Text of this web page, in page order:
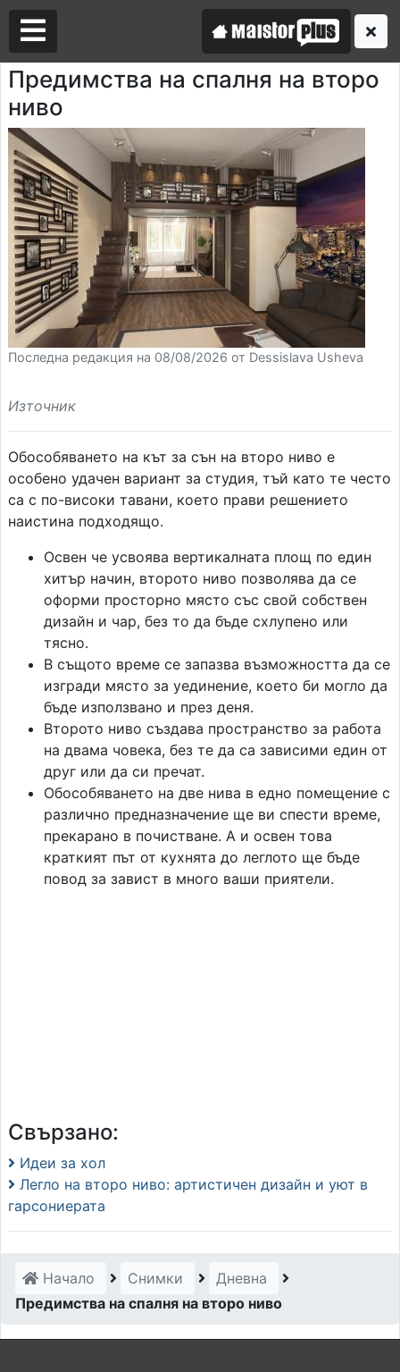
Предимства на спалня на второ
ниво
Последна редакция на 08/08/2026 от Dessislava Usheva
Източник
Обособяването на кът за сън на второ ниво е
особено удачен вариант за студия, тъй като те често
са с по-високи тавани, което прави решението
наистина подходящо.
Освен че усвоява вертикалната площ по един
хитър начин, второто ниво позволява да се
оформи просторно място със свой собствен
дизайн и чар, без то да бъде схлупено или
тясно.
В същото време се запазва възможността да се
изгради място за уединение, което би могло да
бъде използвано и през деня.
Второто ниво създава пространство за работа
на двама човека, без те да са зависими един от
друг или да си пречат.
Обособяването на две нива в едно помещение с
различно предназначение ще ви спести време,
прекарано в почистване. А и освен това
краткият път от кухнята до леглото ще бъде
повод за завист в много ваши приятели.
Свързано:
Идеи за хол
Легло на второ ниво: артистичен дизайн и уют в
гарсониерата
Начало Снимки
Дневна
Предимства на спалня на второ ниво
Аз съм майстор
Търся майстор